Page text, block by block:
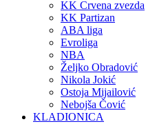
KK Crvena zvezda
KK Partizan
ABA liga
Evroliga
NBA
Željko Obradović
Nikola Jokić
Ostoja Mijailović
Nebojša Čović
KLADIONICA